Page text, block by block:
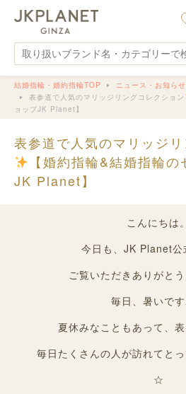
結婚指輪・婚約指輪TOP
ニュース・お知ら
表参道で人気のマリッジリングコレクション
ョップJK Planet】
表参道で人気のマリッジ
【婚約指輪&結婚指輪
JK Planet】
こんにちは。
今日も、JK Planet公
ご覧いただきありがとう
毎日、暑いです
夏休みなこともあって、
毎日たくさんの人が訪れてとっ
☆